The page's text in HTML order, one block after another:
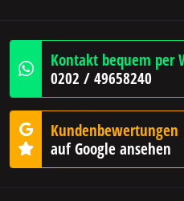
Kontakt bequem per
0202 / 49658240
Kundenbewertungen
auf Google ansehen